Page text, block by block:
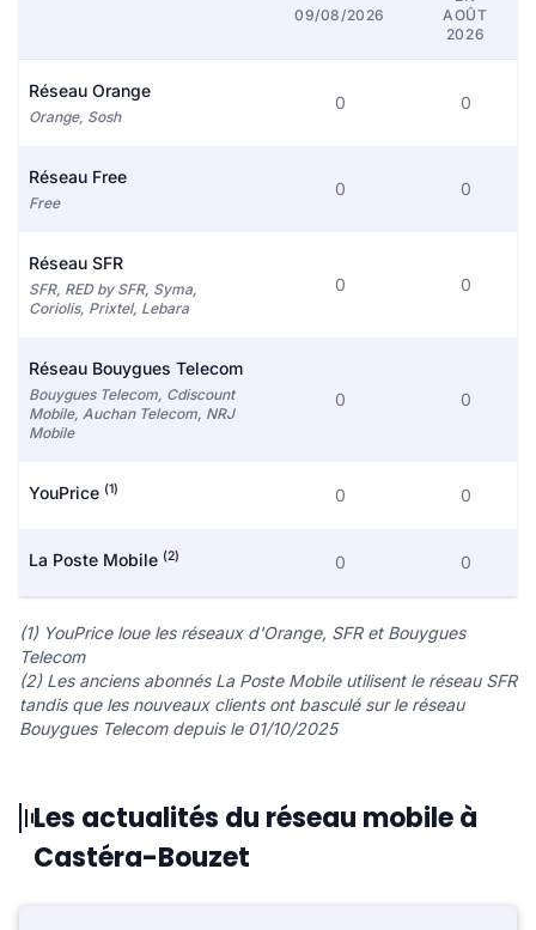
09/08/2026
AOÛT
2026
Réseau Orange
Orange, Sosh
0 0
Réseau Free
Free
0 0
Réseau SFR
SFR, RED by SFR, Syma,
Coriolis, Prixtel, Lebara
0 0
Réseau Bouygues Telecom
Bouygues Telecom, Cdiscount
Mobile, Auchan Telecom, NRJ
Mobile
0 0
YouPrice (1) 0 0
La Poste Mobile (2) 0 0
(1) YouPrice loue les réseaux d'Orange, SFR et Bouygues
Telecom
(2) Les anciens abonnés La Poste Mobile utilisent le réseau SFR
tandis que les nouveaux clients ont basculé sur le réseau
Bouygues Telecom depuis le 01/10/2025
Les actualités du réseau mobile à
Castéra-Bouzet